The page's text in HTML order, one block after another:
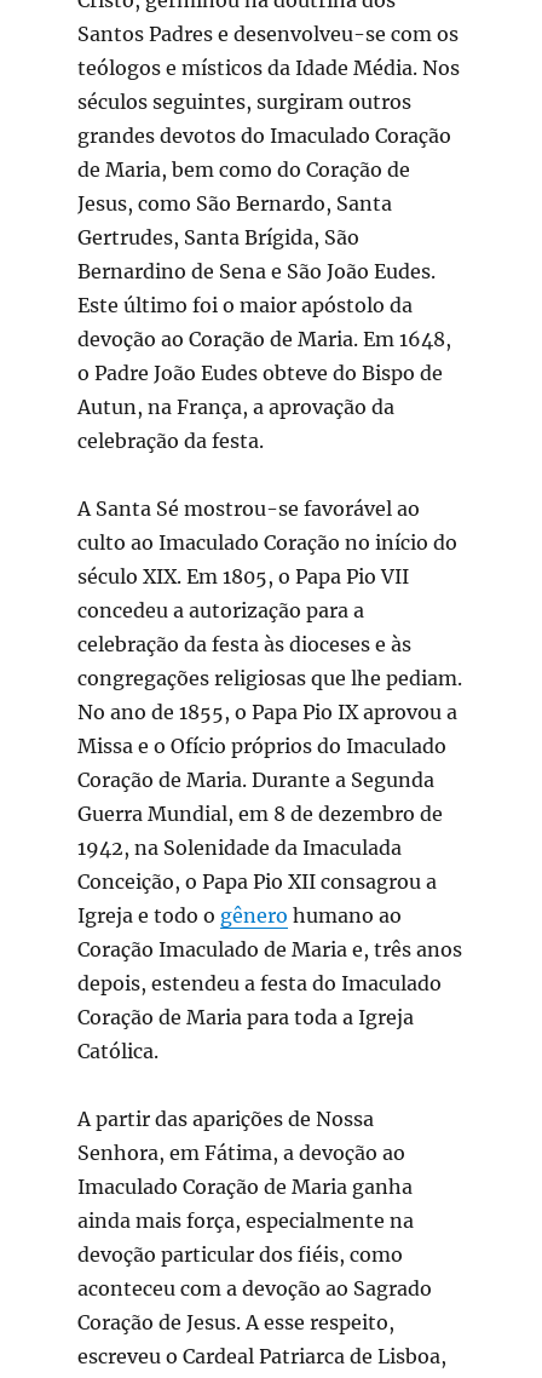
Santos Padres e desenvolveu-se com os
teólogos e místicos da Idade Média. Nos
séculos seguintes, surgiram outros
grandes devotos do Imaculado Coração
de Maria, bem como do Coração de
Jesus, como São Bernardo, Santa
Gertrudes, Santa Brígida, São
Bernardino de Sena e São João Eudes.
Este último foi o maior apóstolo da
devoção ao Coração de Maria. Em 1648,
o Padre João Eudes obteve do Bispo de
Autun, na França, a aprovação da
celebração da festa.
A Santa Sé mostrou-se favorável ao
culto ao Imaculado Coração no início do
século XIX. Em 1805, o Papa Pio VII
concedeu a autorização para a
celebração da festa às dioceses e às
congregações religiosas que lhe pediam.
No ano de 1855, o Papa Pio IX aprovou a
Missa e o Ofício próprios do Imaculado
Coração de Maria. Durante a Segunda
Guerra Mundial, em 8 de dezembro de
1942, na Solenidade da Imaculada
Conceição, o Papa Pio XII consagrou a
Igreja e todo o gênero humano ao
Coração Imaculado de Maria e, três anos
depois, estendeu a festa do Imaculado
Coração de Maria para toda a Igreja
Católica.
A partir das aparições de Nossa
Senhora, em Fátima, a devoção ao
Imaculado Coração de Maria ganha
ainda mais força, especialmente na
devoção particular dos fiéis, como
aconteceu com a devoção ao Sagrado
Coração de Jesus. A esse respeito,
escreveu o Cardeal Patriarca de Lisboa,